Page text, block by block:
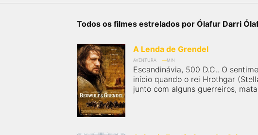
Todos os filmes estrelados por Ólafur Darri
A Lenda de Grendel
AVENTURA MIN
Escandinávia, 500 D.C.. O
início quando o rei Hrothgar
junto com alguns guerreiros,
sobre cinemas, horários, assistir aos trailers e muito